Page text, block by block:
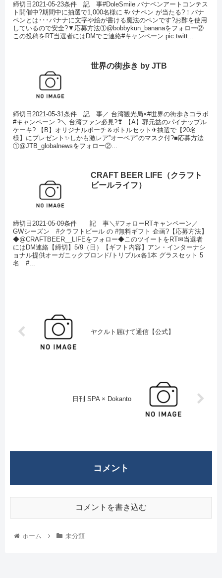
締切日2021-05-23条件 記 事#DoleSmile バナペンアートコンテス
ト開催中?期間中に抽選で1,000名様に #バナペン が当たる?！バナ
ペンとは･･･バナナに文字や絵が書ける魔法のペンです?お酢を使用
しているので安全?▼応募方法①@bobbykun_bananaをフォロー②
この投稿をRT当選者にはDMでご連絡#キャンペーン pic.twitt...
世界の街歩き by JTB
締切日2021-05-31条件 記 事／ 台湾観光局×#世界の街歩きコラボ
#キャンペーン ?＼ 台湾ファン必見?❣ 【A】郭元益のパイナップル
ケーキ? 【B】オリジナルポーチ＆ボトルセット✈抽選で【20名
様】にプレゼント✨しかも激レア”オーベア”のマスク付?■応募方法
①@JTB_globalnewsをフォロー②...
CRAFT BEER LIFE（クラフト
ビールライフ）
締切日2021-05-09条件 記 事＼#フォローRTキャンペーン／
GWシーズン #クラフトビール の #無料ギフト 企画?【応募方法】
◆@CRAFTBEER__LIFEをフォロー◆このツイートをRT✉当選者
にはDM連絡【締切】5/9（日）【ギフト内容】アン・インターナシ
ョナル提供オーガニックブロンド/トリプルx各1本 グラスセット 5
名 #...
ヤクルト届けて通信【公式】
日刊 SPA × Dokanto
コメント
コメントを書き込む
ホーム 未分類